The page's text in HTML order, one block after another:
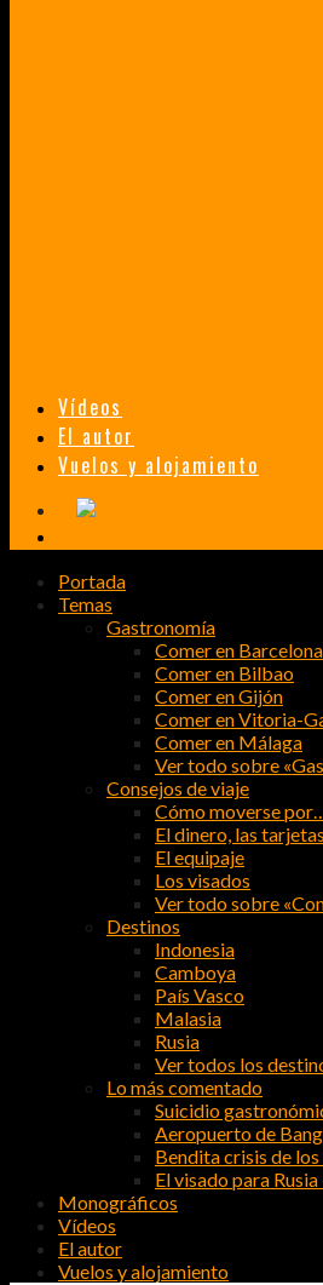
Vídeos
El autor
Vuelos y alojamiento
Portada
Temas
Gastronomía
Comer en Barcelona
Comer en Bilbao
Comer en Gijón
Comer en Vitoria-
Comer en Málaga
Ver todo sobre
Consejos de viaje
Cómo moverse
El dinero, las
El equipaje
Los visados
Ver todo sobre
Destinos
Indonesia
Camboya
País Vasco
Malasia
Rusia
Ver todos los
Lo más comentado
Suicidio
Aeropuerto de
Bendita crisis de
El visado para
Monográficos
Vídeos
El autor
Vuelos y alojamiento